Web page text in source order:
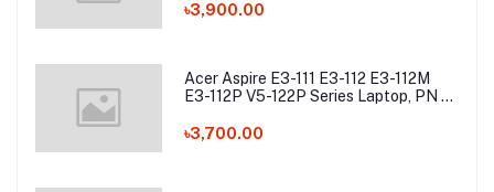
৳3,900.00
Acer Aspire E3-111 E3-112 E3-112M
E3-112P V5-122P Series Laptop, PN -
৳3,700.00